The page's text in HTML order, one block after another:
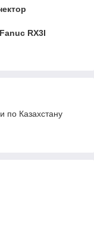
RX3I
по Казахстану